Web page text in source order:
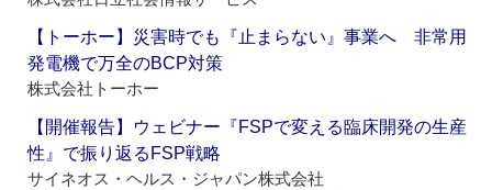
【トーホー】災害時でも『止まらない』事業へ 非常用
発電機で万全のBCP対策
株式会社トーホー
【開催報告】ウェビナー『FSPで変える臨床開発の生産
性』で振り返るFSP戦略
サイネオス・ヘルス・ジャパン株式会社